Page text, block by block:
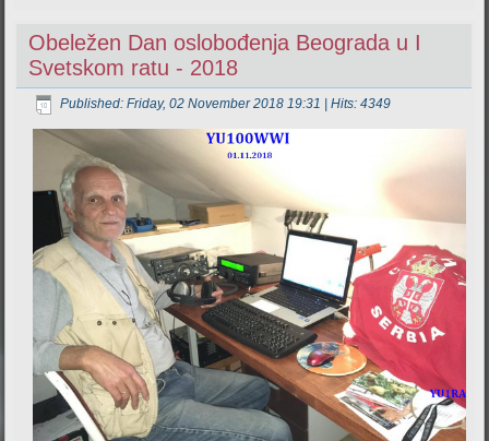
Obeležen Dan oslobođenja Beograda u I
Svetskom ratu - 2018
Published: Friday, 02 November 2018 19:31 | Hits: 4349